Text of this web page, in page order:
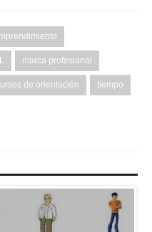
marca profesional
de orientación tiempo